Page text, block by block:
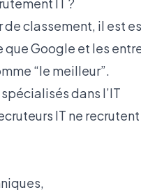
de classement, il est
que Google et les
“le meilleur”.
dans l’IT
IT ne recrutent